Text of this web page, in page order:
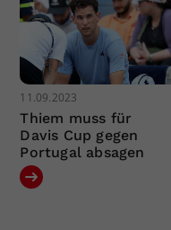
11.09.2023
Thiem muss für
Davis Cup gegen
Portugal absagen